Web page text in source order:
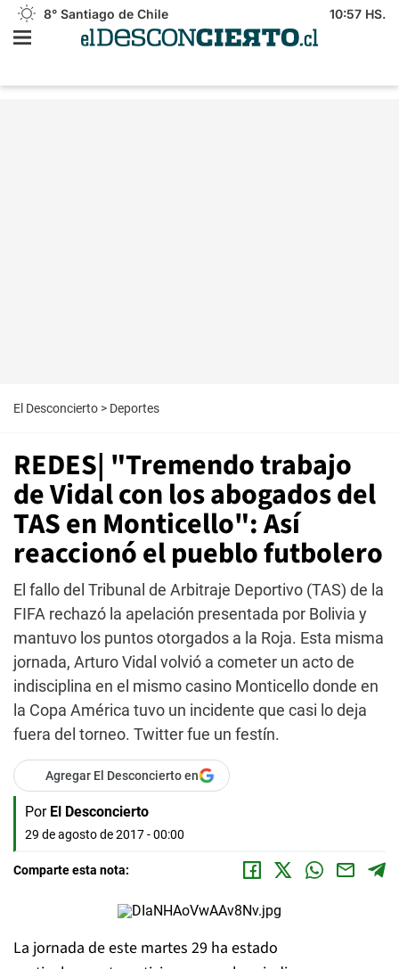
8° Santiago de Chile 10:57 HS.
El Desconcierto > Deportes
REDES| "Tremendo trabajo
de Vidal con los abogados del
TAS en Monticello": Así
reaccionó el pueblo futbolero
El fallo del Tribunal de Arbitraje Deportivo (TAS) de la
FIFA rechazó la apelación presentada por Bolivia y
mantuvo los puntos otorgados a la Roja. Esta misma
jornada, Arturo Vidal volvió a cometer un acto de
indisciplina en el mismo casino Monticello donde en
la Copa América tuvo un incidente que casi lo deja
fuera del torneo. Twitter fue un festín.
Agregar El Desconcierto en
Por El Desconcierto
29 de agosto de 2017 - 00:00
Comparte esta nota:
La jornada de este martes 29 ha estado